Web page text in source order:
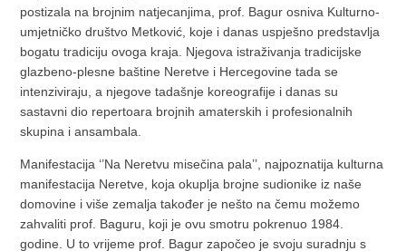
postizala na brojnim natjecanjima, prof. Bagur osniva Kulturno-
umjetničko društvo Metković, koje i danas uspješno predstavlja
bogatu tradiciju ovoga kraja. Njegova istraživanja tradicijske
glazbeno-plesne baštine Neretve i Hercegovine tada se
intenziviraju, a njegove tadašnje koreografije i danas su
sastavni dio repertoara brojnih amaterskih i profesionalnih
skupina i ansambala.
Manifestacija ‘’Na Neretvu misečina pala’’, najpoznatija kulturna
manifestacija Neretve, koja okuplja brojne sudionike iz naše
domovine i više zemalja također je nešto na čemu možemo
zahvaliti prof. Baguru, koji je ovu smotru pokrenuo 1984.
godine. U to vrijeme prof. Bagur započeo je svoju suradnju s